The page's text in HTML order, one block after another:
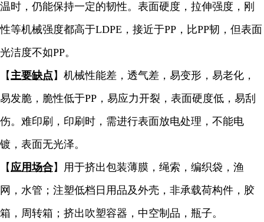
温时，仍能保持一定的韧性。表面硬度，拉伸强度，刚
性等机械强度都高于LDPE，接近于PP，比PP韧，但表面
光洁度不如PP。
【主要缺点 】机械性能差，透气差，易变形，易老化，
易发脆，脆性低于PP，易应力开裂，表面硬度低，易刮
伤。难印刷，印刷时，需进行表面放电处理，不能电
镀，表面无光泽。
【应用场合】用于挤出包装薄膜，绳索，编织袋，渔
网，水管；注塑低档日用品及外壳，非承载荷构件，胶
箱，周转箱；挤出吹塑容器，中空制品，瓶子。